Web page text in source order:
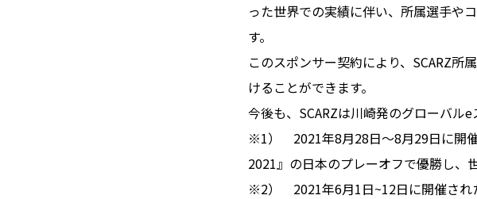
った世界での実績に伴い、所属選手や
す。
このスポンサー契約により、SCARZ所
けることができます。
今後も、SCARZは川崎発のグローバル
※1） 2021年8月28日～8月29日に開催
2021』の日本のプレーオフで優勝し、
※2） 2021年6月1日~12日に開催され